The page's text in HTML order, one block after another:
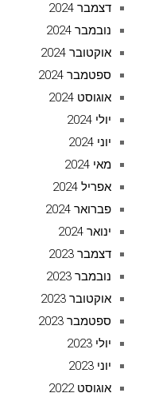
דצמבר 2024
נובמבר 2024
אוקטובר 2024
ספטמבר 2024
אוגוסט 2024
יולי 2024
יוני 2024
מאי 2024
אפריל 2024
פברואר 2024
ינואר 2024
דצמבר 2023
נובמבר 2023
אוקטובר 2023
ספטמבר 2023
יולי 2023
יוני 2023
אוגוסט 2022